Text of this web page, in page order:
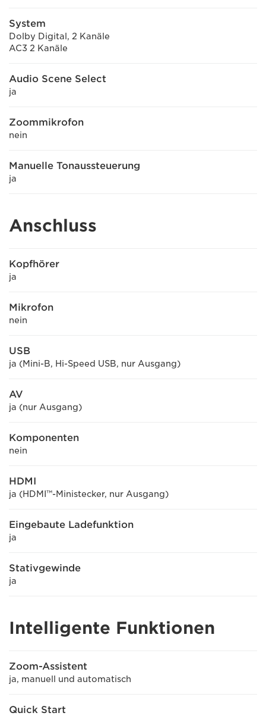
System
Dolby Digital, 2 Kanäle
AC3 2 Kanäle
Audio Scene Select
ja
Zoommikrofon
nein
Manuelle Tonaussteuerung
ja
Anschluss
Kopfhörer
ja
Mikrofon
nein
USB
ja (Mini-B, Hi-Speed USB, nur Ausgang)
AV
ja (nur Ausgang)
Komponenten
nein
HDMI
ja (HDMI™-Ministecker, nur Ausgang)
Eingebaute Ladefunktion
ja
Stativgewinde
ja
Intelligente Funktionen
Zoom-Assistent
ja, manuell und automatisch
Quick Start